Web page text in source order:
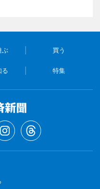
ぶ 買う
る 特集